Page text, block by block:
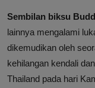
Sembilan biksu
lainnya mengalami
dikemudikan oleh
kehilangan kendali
Thailand pada hari